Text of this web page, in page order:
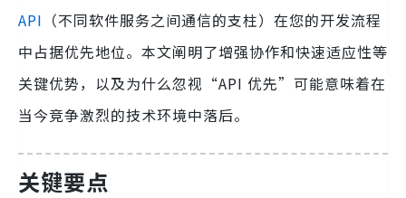
API （不同软件服务之间通信的支柱）在您的开发流程
中占据优先地位。本文阐明了增强协作和快速适应性等
关键优势，以及为什么忽视“API 优先”可能意味着在
当今竞争激烈的技术环境中落后。
关键要点